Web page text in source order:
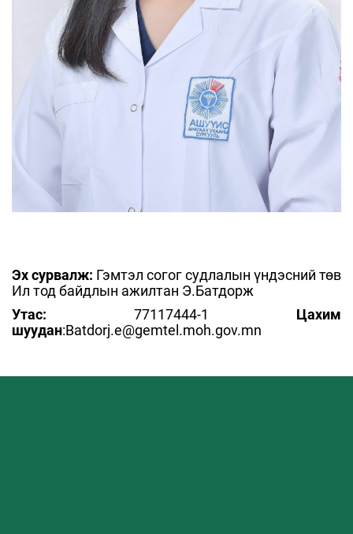
Эх сурвалж: Гэмтэл согог судлалын үндэсний төв
Ил тод байдлын ажилтан Э.Батдорж
Утас: 77117444-1 Цахим
шуудан:Batdorj.e@gemtel.moh.gov.mn